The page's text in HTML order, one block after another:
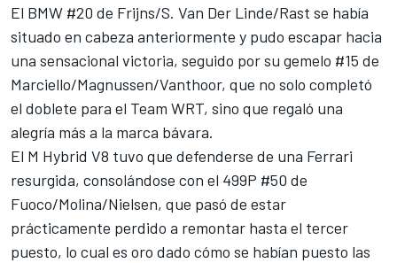
El BMW #20 de Frijns/S. Van Der Linde/Rast se había
situado en cabeza anteriormente y pudo escapar hacia
una sensacional victoria, seguido por su gemelo #15 de
Marciello/Magnussen/Vanthoor, que no solo completó
el doblete para el Team WRT, sino que regaló una
alegría más a la marca bávara.
El M Hybrid V8 tuvo que defenderse de una Ferrari
resurgida, consolándose con el 499P #50 de
Fuoco/Molina/Nielsen, que pasó de estar
prácticamente perdido a remontar hasta el tercer
puesto, lo cual es oro dado cómo se habían puesto las